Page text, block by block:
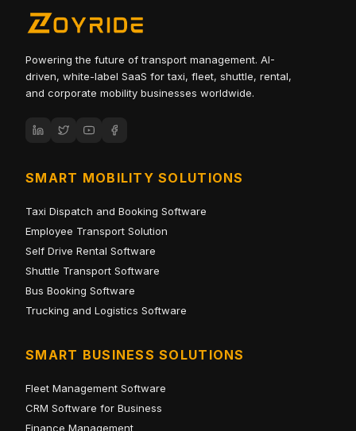
Powering the future of transport management. AI-
driven, white-label SaaS for taxi, fleet, shuttle, rental,
and corporate mobility businesses worldwide.
SMART MOBILITY SOLUTIONS
Taxi Dispatch and Booking Software
Employee Transport Solution
Self Drive Rental Software
Shuttle Transport Software
Bus Booking Software
Trucking and Logistics Software
SMART BUSINESS SOLUTIONS
Fleet Management Software
CRM Software for Business
Finance Management